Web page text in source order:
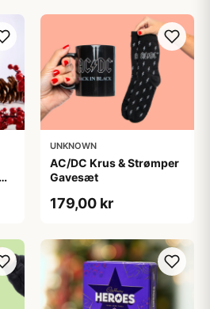
UNKNOWN
AC/DC Krus & Strømper
Gavesæt
179,00 kr